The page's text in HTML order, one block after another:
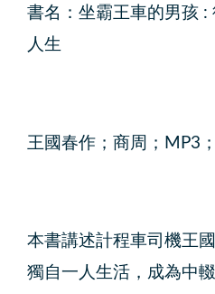
書名：坐霸王車的男孩 :
人生
王國春作；商周；MP3
本書講述計程車司機王
獨自一人生活，成為中